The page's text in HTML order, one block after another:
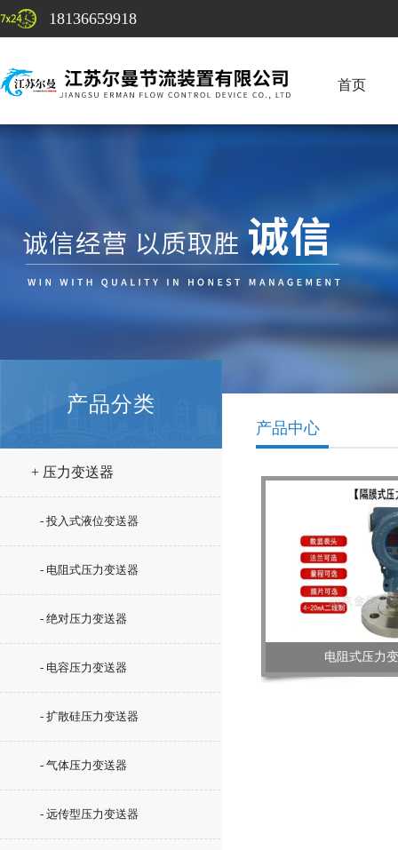
18136659918
首页
产品分类
+ 压力变送器
- 投入式液位变送器
- 电阻式压力变送器
- 绝对压力变送器
- 电容压力变送器
- 扩散硅压力变送器
- 气体压力变送器
- 远传型压力变送器
产品中心
电阻式压力